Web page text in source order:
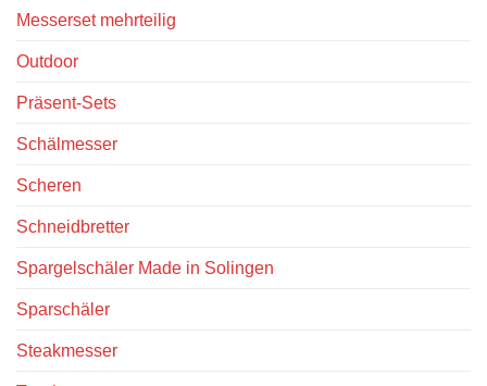
Messerset mehrteilig
Outdoor
Präsent-Sets
Schälmesser
Scheren
Schneidbretter
Spargelschäler Made in Solingen
Sparschäler
Steakmesser